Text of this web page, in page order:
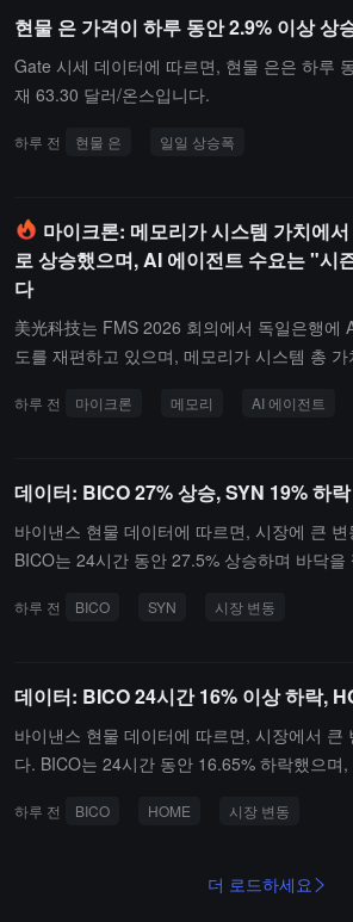
현물 은 가격이 하루 동안 2.9% 이상 상
Gate 시세 데이터에 따르면, 현물 은은 하루
재 63.30 달러/온스입니다.
하루 전 현물 은 일일 상승폭
마이크론: 메모리가 시스템 가치에
로 상승했으며, AI 에이전트 수요는 "시
다
美光科技는 FMS 2026 회의에서 독일은행에
도를 재편하고 있으며, 메모리가 시스템 총
는 여전히 가속화되고 있다고 밝혔다. 현재
하고 가격 탄력성은 시장 예상보다 낮다. 전략
*40%**의 판매량을 커버할 것으로 예상되며,
니즘을 제공한다.美光 관리층은 CPU 측 AI 에
다. SRAM과 같은 신흥 기술에 대해 美光은 그
수" 등급을 유지하며 美光이 "이익을 희생하
독특한 이점을 가지고 있다고 평가하고 있다.
k와 SK 하이닉스는 첫 번째 HBF 기술 규격을
다.
하루 전 마이크론 메모리 AI 에이전트
데이터: BICO 27% 상승, SYN 19% 하락
바이낸스 현물 데이터에 따르면, 시장에 큰
BICO는 24시간 동안 27.5% 상승하며 바닥을
시 하락하는 상태입니다. LA, OPG 및 BEB도
다.나머지 토큰 중 EGLD, ACE 및 ZBT는 각
72%의 소폭 하락을 보였습니다. HEI는 소폭
습니다.
하루 전 BICO SYN 시장 변동
데이터: BICO 24시간 16% 이상 하락,
바이낸스 현물 데이터에 따르면, 시장에서 큰
다. BICO는 24시간 동안 16.65% 하락했으며
또한, ALICE, BEL, PORTAL, GUN, HEMI,
15.58%, 10.43%, 5.18%, 7.44% 및 12.21%
하루 전 BICO HOME 시장 변동
더 로드하세요